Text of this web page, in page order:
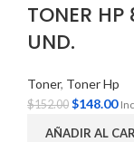
TONER
UND.
Toner, Toner Hp
$152.00 $148.00
AÑADIR AL